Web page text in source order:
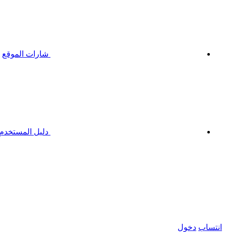
شارات الموقع
دليل المستخدم
انتساب دخول